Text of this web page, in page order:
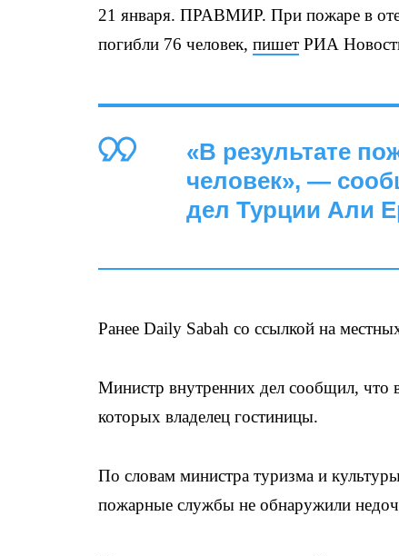
21 января. ПРАВМИР. При пожаре в
погибли 76 человек, пишет РИА
«В результате
человек», —
дел Турции Али
Ранее Daily Sabah со ссылкой на
Министр внутренних дел сообщил, что
которых владелец гостиницы.
По словам министра туризма и
пожарные службы не обнаружили